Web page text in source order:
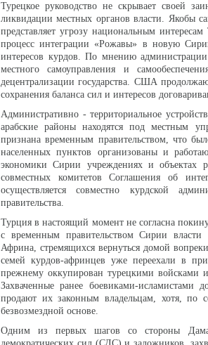
Турецкое руководство не скрывает своей
ликвидации местных органов власти. Якобы
представляет угрозу национальным
процесс интеграции «Рожавы» в новую
интересов курдов. По мнению
местного самоуправления и
децентрализации государства. США
сохранения баланса сил и интересов
Административно - территориальное
арабские районы находятся под местным
признана временным правительством, что
населенных пунктов организованы и
экономики Сирии учреждениях и объектах
совместных комитетов Соглашения об
осуществляется совместно курдской
правительства.
Турция в настоящий момент не согласна
с временным правительством Сирии
Африна, стремящихся вернуться домой
семей курдов-афринцев уже переехали в
прежнему оккупирован турецкими войсками
Захваченные ранее боевиками-исламистами
продают их законным владельцам, хотя,
безвозмездной основе.
Одним из первых шагов со стороны